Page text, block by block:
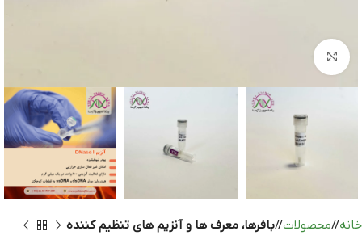
بزرگنمایی تصویر
خانه/ محصولات/ بافرها، معرف ها و آنزیم های تنظیم کننده